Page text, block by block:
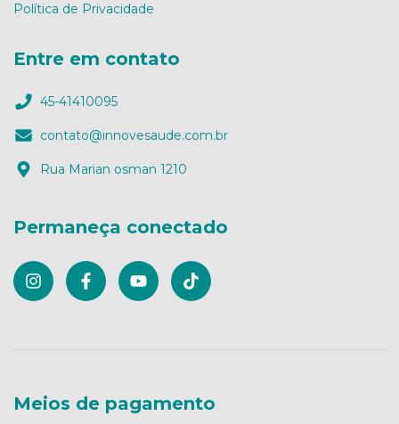
Política de Privacidade
Entre em contato
45-41410095
contato@innovesaude.com.br
Rua Marian osman 1210
Permaneça conectado
Meios de pagamento